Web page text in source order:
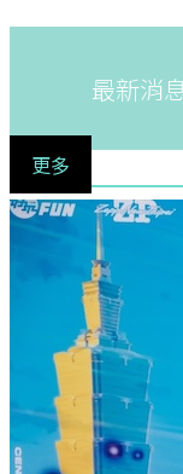
最新消
更多